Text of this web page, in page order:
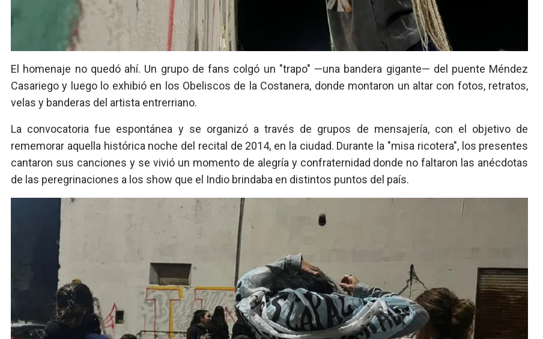
El homenaje no quedó ahí. Un grupo de fans colgó un "trapo" —una bandera gigante— del puente Méndez
Casariego y luego lo exhibió en los Obeliscos de la Costanera, donde montaron un altar con fotos, retratos,
velas y banderas del artista entrerriano.
La convocatoria fue espontánea y se organizó a través de grupos de mensajería, con el objetivo de
rememorar aquella histórica noche del recital de 2014, en la ciudad. Durante la "misa ricotera", los presentes
cantaron sus canciones y se vivió un momento de alegría y confraternidad donde no faltaron las anécdotas
de las peregrinaciones a los show que el Indio brindaba en distintos puntos del país.